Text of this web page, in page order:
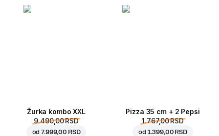
Žurka kombo XXL
9.490,00 RSD
od7.999,00 RSD
Pizza 35 cm + 2 Pepsi
1.767,00 RSD
od 1.399,00 RSD